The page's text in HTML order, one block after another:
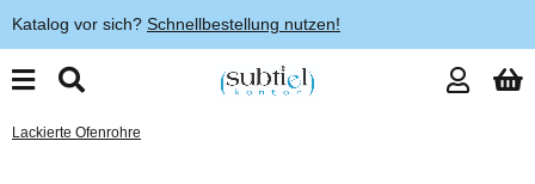
Katalog vor sich? Schnellbestellung nutzen!
Lackierte Ofenrohre